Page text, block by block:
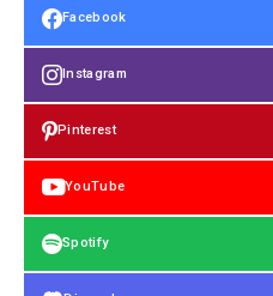
Facebook
Instagram
Pinterest
YouTube
Spotify